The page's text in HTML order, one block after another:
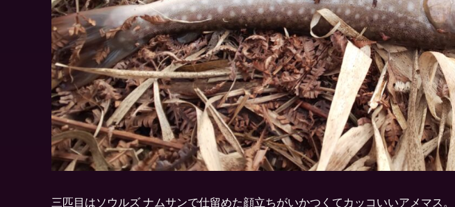
三匹目はソウルズ ナムサンで仕留めた顔立ちがいかつくてカッコいいアメマス